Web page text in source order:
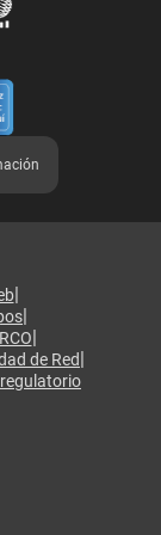
|
|
|
de Red|